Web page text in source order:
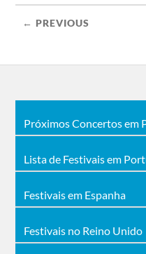
← PREVIOUS
Próximos Concertos em
Lista de Festivais em
Festivais em Espanha
Festivais no Reino Unido